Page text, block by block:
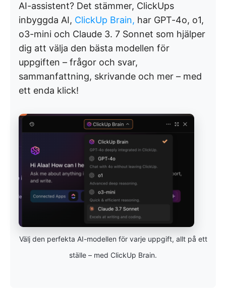
AI-assistent? Det stämmer, ClickUps
inbyggda AI, ClickUp Brain, har GPT-4o, o1,
o3-mini och Claude 3. 7 Sonnet som hjälper
dig att välja den bästa modellen för
uppgiften – frågor och svar,
sammanfattning, skrivande och mer – med
ett enda klick!
Välj den perfekta AI-modellen för varje uppgift, allt på ett
ställe – med ClickUp Brain.